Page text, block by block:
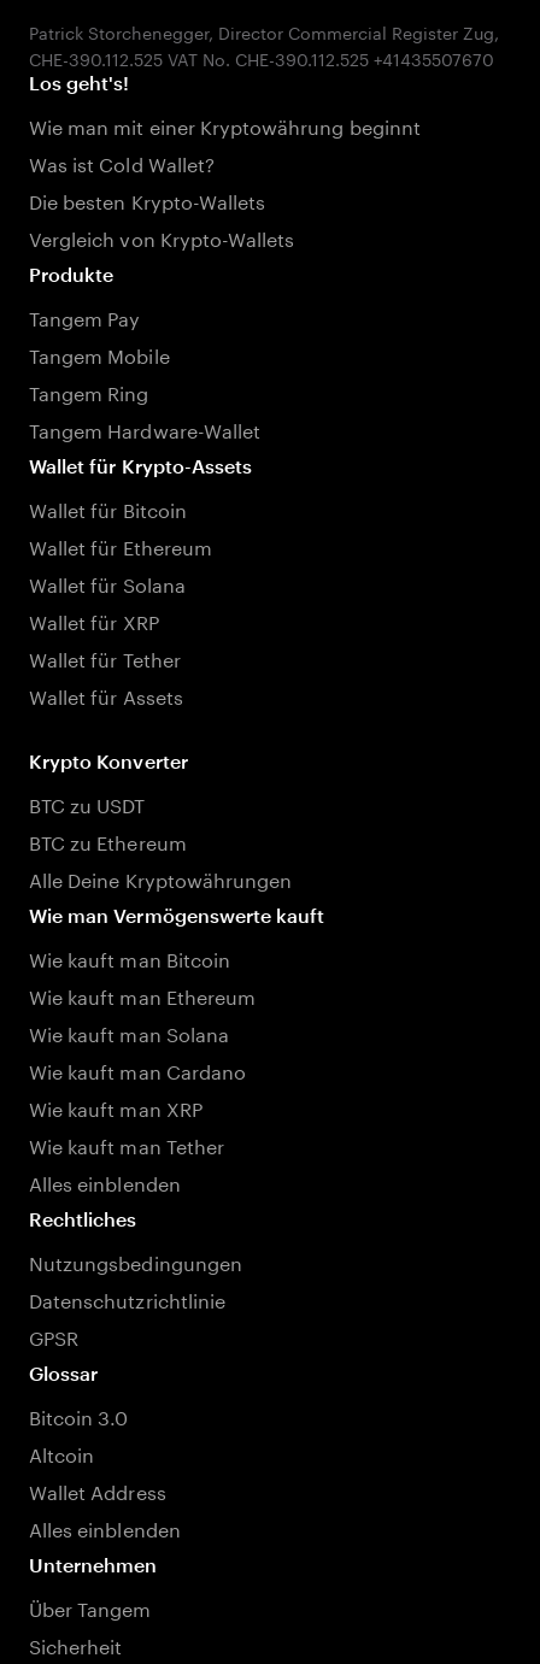
Patrick Storchenegger, Director Commercial Register Zug,
Los geht's!
Wie man mit einer Kryptowährung beginnt
Was ist Cold Wallet?
Die besten Krypto-Wallets
Vergleich von Krypto-Wallets
Produkte
Tangem Pay
Tangem Mobile
Tangem Ring
Tangem Hardware-Wallet
Wallet für Krypto-Assets
Wallet für Bitcoin
Wallet für Ethereum
Wallet für Solana
Wallet für XRP
Wallet für Tether
Wallet für Assets
Krypto Konverter
BTC zu USDT
BTC zu Ethereum
Alle Deine Kryptowährungen
Wie man Vermögenswerte kauft
Wie kauft man Bitcoin
Wie kauft man Ethereum
Wie kauft man Solana
Wie kauft man Cardano
Wie kauft man XRP
Wie kauft man Tether
Alles einblenden
Rechtliches
Nutzungsbedingungen
Datenschutzrichtlinie
GPSR
Glossar
Bitcoin 3.0
Altcoin
Wallet Address
Alles einblenden
Unternehmen
Über Tangem
Sicherheit